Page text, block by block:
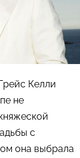
Келли
не
с
она выбрала